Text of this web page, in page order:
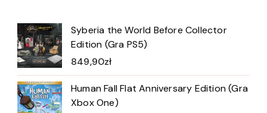
Syberia the World Before Collector
Edition (Gra PS5)
849,90zł
Human Fall Flat Anniversary Edition (Gra
Xbox One)